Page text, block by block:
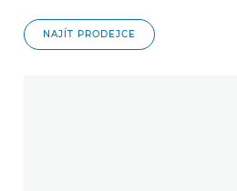
NAJÍT PRODEJCE